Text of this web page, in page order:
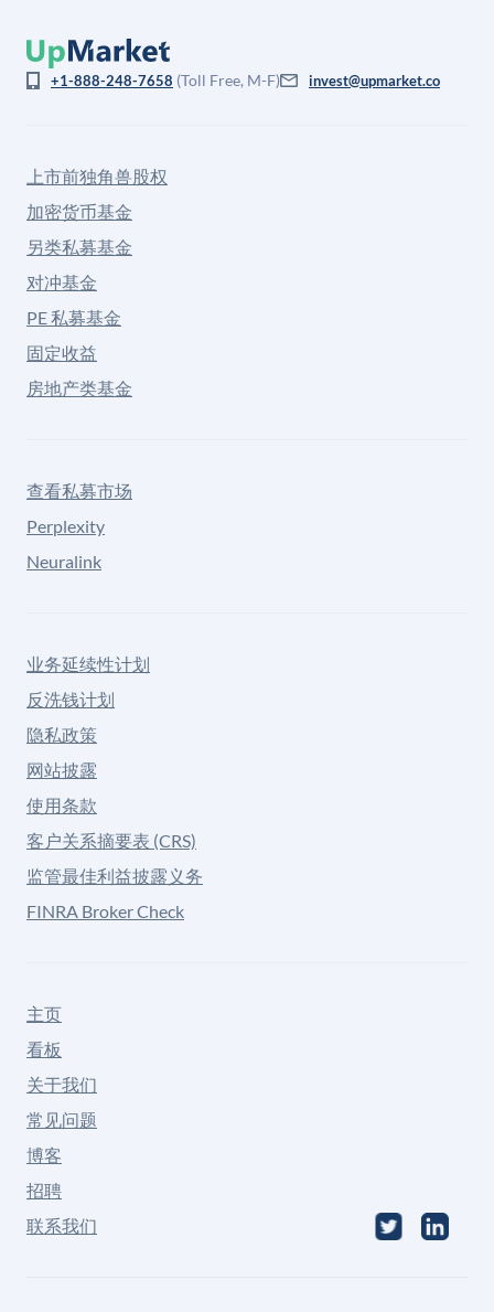
+1-888-248-7658 (Toll Free, M-F) invest@upmarket.co
上市前独角兽股权
加密货币基金
另类私募基金
对冲基金
PE 私募基金
固定收益
房地产类基金
查看私募市场
Perplexity
Neuralink
业务延续性计划
反洗钱计划
隐私政策
网站披露
使用条款
客户关系摘要表 (CRS)
监管最佳利益披露义务
FINRA Broker Check
主页
看板
关于我们
常见问题
博客
招聘
联系我们